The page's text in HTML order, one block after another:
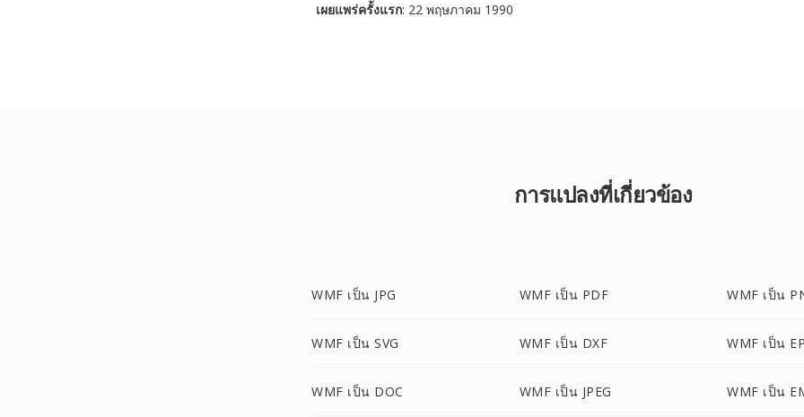
เผยแพร่ครั้งแรก: 22 พฤษภาคม 1990
การแปลงที่เกี่ยวข้อง
WMF เป็น JPG WMF เป็น PDF WMF เป็น
WMF เป็น SVG WMF เป็น DXF WMF เป็น
WMF เป็น DOC WMF เป็น JPEG WMF เป็น